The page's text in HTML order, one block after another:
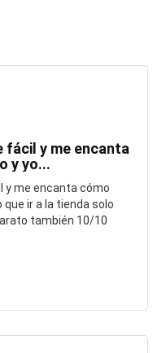
fácil y me encanta
y yo...
y me encanta cómo
ir a la tienda solo
también 10/10